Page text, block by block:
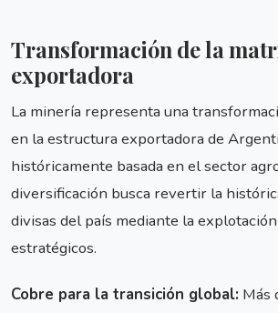
Transformación de la
exportadora
La minería representa una
en la estructura exportadora de
históricamente basada en el sector
diversificación busca revertir la
divisas del país mediante la
estratégicos.
Cobre para la transición global: Más